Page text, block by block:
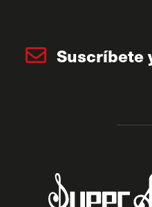
Suscríbete